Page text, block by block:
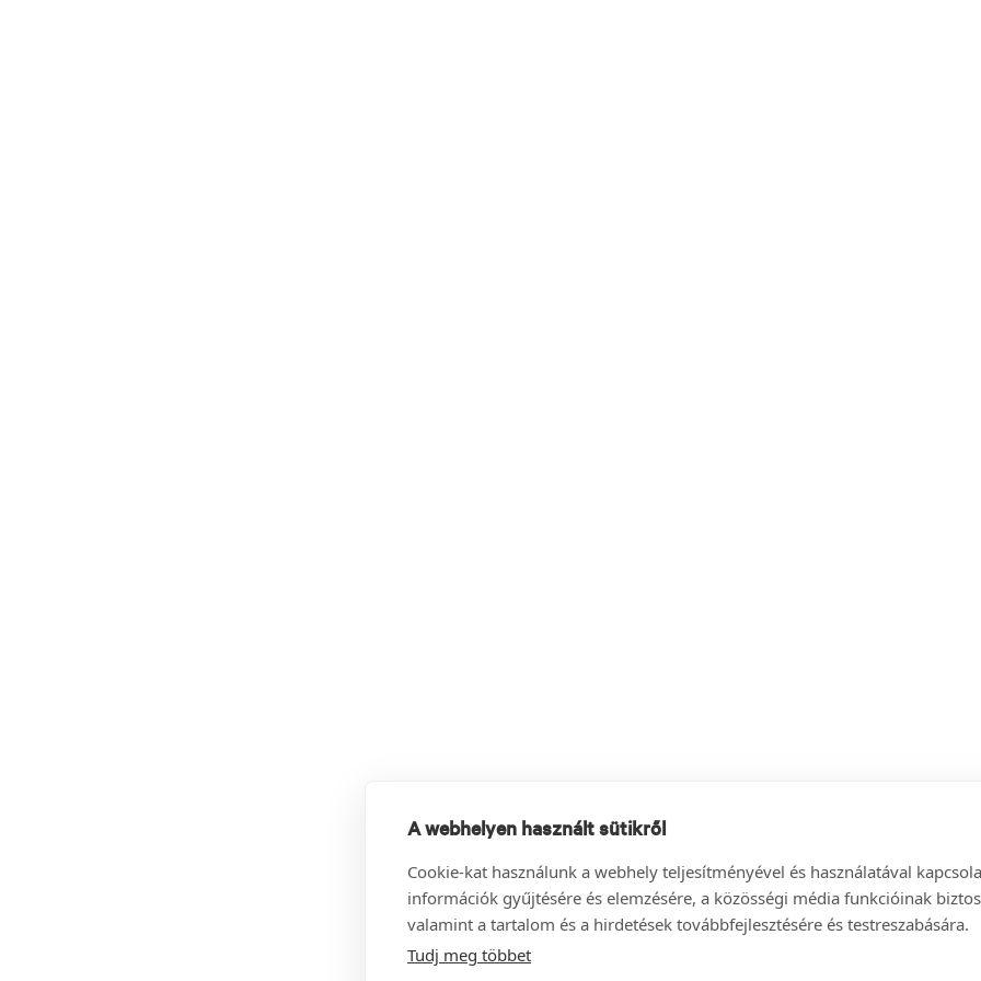
A webhelyen használt sütikről
Cookie-kat használunk a webhely teljesítményével és használatával
információk gyűjtésére és elemzésére, a közösségi média funkcióinak
valamint a tartalom és a hirdetések továbbfejlesztésére és testreszabására.
Tudj meg többet